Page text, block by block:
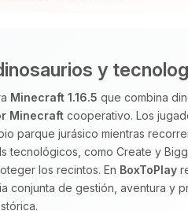
y
Minecraft 1.16.5 que combina
Minecraft cooperativo. Los
parque jurásico mientras
tecnológicos, como Create y
los recintos. En BoxToPlay
conjunta de gestión, aventura y